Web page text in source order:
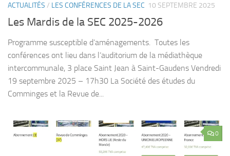
ACTUALITÉS / LES CONFÉRENCES DE LA SEC 10 SEPTEMBRE 2025
Les Mardis de la SEC 2025-2026
Programme susceptible d’aménagements. Toutes les
conférences ont lieu dans l’auditorium de la médiathèque
intercommunale, 3 place Saint Jean à Saint-Gaudens Vendredi
19 septembre 2025 – 17h30 La Société des études du
Comminges et la Revue de...
0